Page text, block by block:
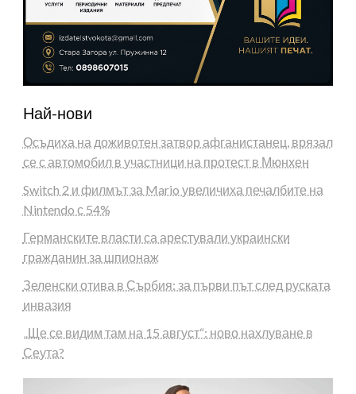
Най-нови
Осъдиха на доживотен затвор афганистанец, врязал
се с автомобил в участници на протест в Мюнхен
Switch 2 и филмът за Mario увеличиха печалбите на
Nintendo с 54%
Германските власти са арестували украински
гражданин за шпионаж
Зеленски отива в Сърбия: за първи път след руската
инвазия
„Ще се видим там на 15 август“: ново нахлуване в
Сеута?